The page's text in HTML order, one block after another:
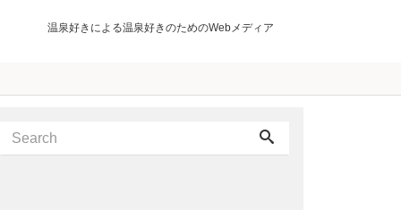
温泉好きによる温泉好きのためのWebメディア